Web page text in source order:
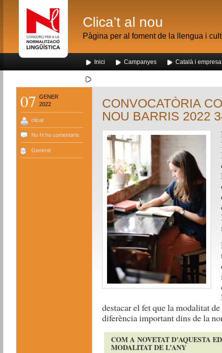
Clica’t al nou
Pàgina per al foment de la llengua i
Inici Campanyes Català i empresa
07 GENER
2022
clicat
No hi ha comentaris
General
CONVOCATÒRIA
NOU BARRIS 2022
destacar el fet que la modalitat
diferència important dins de la
COM A NOVETAT D’AQUESTA
MODALITAT DE L’ANY